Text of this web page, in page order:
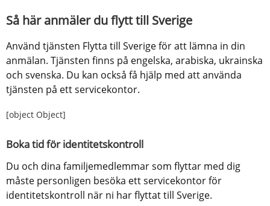
Så här anmäler du flytt till Sverige
Använd tjänsten Flytta till Sverige för att lämna in din
anmälan. Tjänsten finns på engelska, arabiska, ukrainska
och svenska. Du kan också få hjälp med att använda
tjänsten på ett servicekontor.
[object Object]
Boka tid för identitetskontroll
Du och dina familjemedlemmar som flyttar med dig
måste personligen besöka ett servicekontor för
identitetskontroll när ni har flyttat till Sverige.